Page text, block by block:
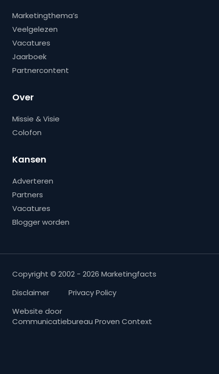
Marketingthema’s
Veelgelezen
Vacatures
Jaarboek
Partnercontent
Over
Missie & Visie
Colofon
Kansen
Adverteren
Partners
Vacatures
Blogger worden
Copyright © 2002 - 2026 Marketingfacts
Disclaimer
Privacy Policy
Website door
Communicatiebureau Proven Context